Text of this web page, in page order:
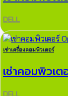
DELL
เช่าเครื่องคอมพิวเตอร์
เช่าคอมพิวเ
DELL